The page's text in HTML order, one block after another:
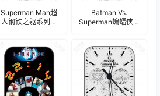
Superman Man超
人钢铁之躯系列高
Batman Vs.
Superman蝙蝠侠大